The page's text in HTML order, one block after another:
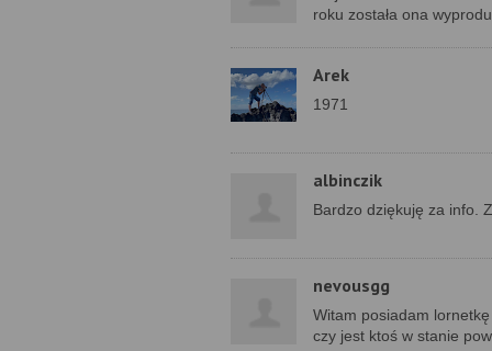
roku została ona
Arek
1971
albinczik
Bardzo dziękuję za info.
nevousgg
Witam posiadam
czy jest ktoś w stanie